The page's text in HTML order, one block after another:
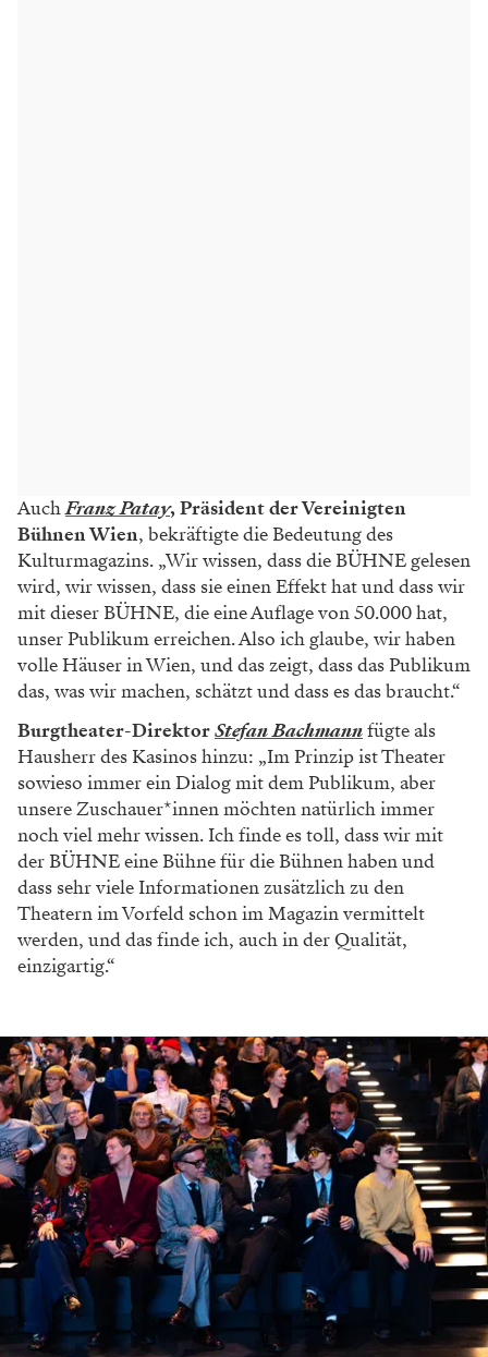
AuchFranz Patay, Präsident der Vereinigten
Bühnen Wien, bekräftigte die Bedeutung des
Kulturmagazins. „Wir wissen, dass die BÜHNE gelesen
wird, wir wissen, dass sie einen Effekt hat und dass wir
mit dieser BÜHNE, die eine Auflage von 50.000 hat,
unser Publikum erreichen. Also ich glaube, wir haben
volle Häuser in Wien, und das zeigt, dass das Publikum
das, was wir machen, schätzt und dass es das braucht.“
Burgtheater-DirektorStefan Bachmannfügte als
Hausherr des Kasinos hinzu: „Im Prinzip ist Theater
sowieso immer ein Dialog mit dem Publikum, aber
unsere Zuschauer*innen möchten natürlich immer
noch viel mehr wissen. Ich finde es toll, dass wir mit
der BÜHNE eine Bühne für die Bühnen haben und
dass sehr viele Informationen zusätzlich zu den
Theatern im Vorfeld schon im Magazin vermittelt
werden, und das finde ich, auch in der Qualität,
einzigartig.“